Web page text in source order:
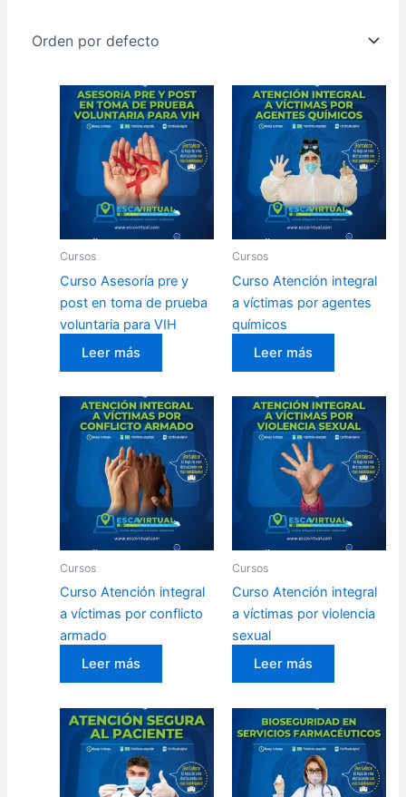
Cursos
Curso Asesoría pre y
post en toma de prueba
voluntaria para VIH
Leer más
Cursos
Curso Atención integral
a víctimas por agentes
químicos
Leer más
Cursos
Curso Atención integral
a víctimas por conflicto
armado
Leer más
Cursos
Curso Atención integral
a víctimas por violencia
sexual
Leer más